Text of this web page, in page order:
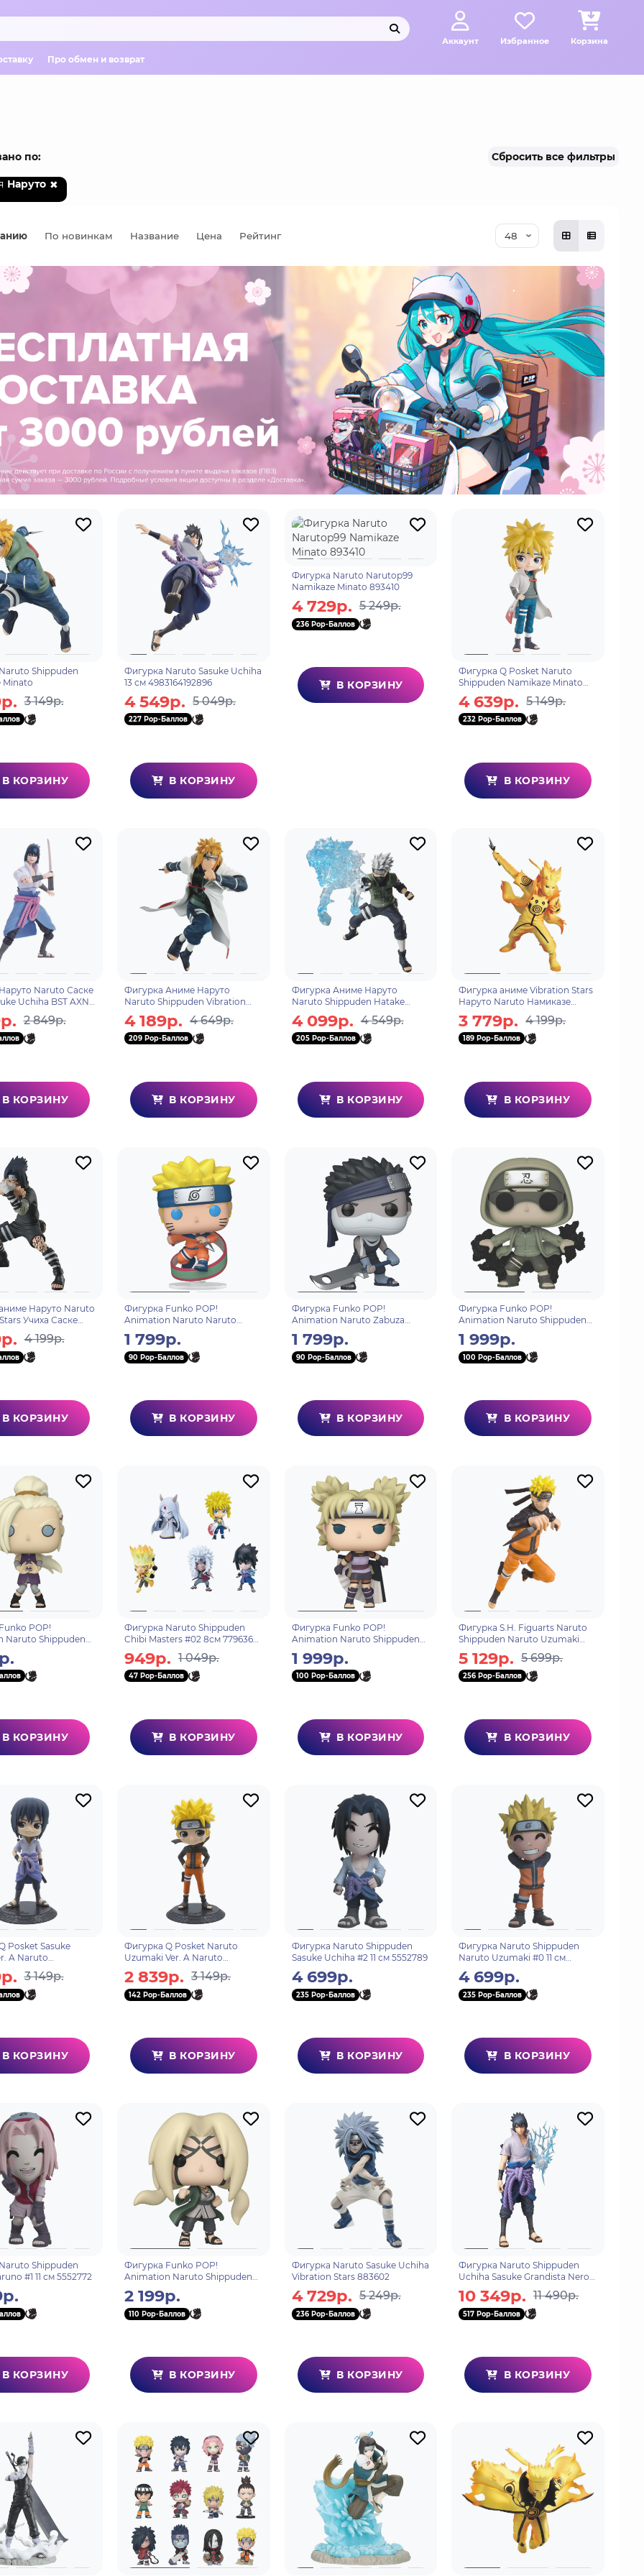
Аккаунт Избранное Корзина
Про обмен и возврат
по: Сбросить все фильтры
Наруто
По новинкам Название Цена Рейтинг
Shippuden
Minato
3 149р.
В КОРЗИНУ
Фигурка Naruto Sasuke Uchiha
13 см 4983164192896
4 549р. 5 049р.
227 Pop-Баллов
В КОРЗИНУ
Фигурка Naruto Narutop99
Namikaze Minato 893410
4 729р. 5 249р.
236 Pop-Баллов
В КОРЗИНУ
Фигурка Q Posket Naruto
Shippuden Namikaze Minato
4 639р. 5 149р.
232 Pop-Баллов
В КОРЗИНУ
Naruto Саске
Uchiha BST AXN
2 849р.
В КОРЗИНУ
Фигурка Аниме Наруто
Naruto Shippuden Vibration
Намиказе 18см BP88032P
4 189р. 4 649р.
209 Pop-Баллов
В КОРЗИНУ
Фигурка Аниме Наруто
Naruto Shippuden Hatake
Effectreme 13см BP19782P
4 099р. 4 549р.
205 Pop-Баллов
В КОРЗИНУ
Фигурка аниме Vibration Stars
Наруто Naruto Намиказе
14см 85550
3 779р. 4 199р.
189 Pop-Баллов
В КОРЗИНУ
Наруто Naruto
Учиха Саске
14см 85512
4 199р.
В КОРЗИНУ
Фигурка Funko POP!
Animation Naruto Naruto
Uzumaki (1963) 80341
1 799р.
90 Pop-Баллов
В КОРЗИНУ
Фигурка Funko POP!
Animation Naruto Zabuza
Momochi (1967) 80344
1 799р.
90 Pop-Баллов
В КОРЗИНУ
Фигурка Funko POP!
Animation Naruto Shippuden
Shino Aburame (1509) 75530
1 999р.
100 Pop-Баллов
В КОРЗИНУ
POP!
Naruto Shippuden
В КОРЗИНУ
Фигурка Naruto Shippuden
Chibi Masters #02 8см 779636
949р. 1 049р.
47 Pop-Баллов
В КОРЗИНУ
Фигурка Funko POP!
Animation Naruto Shippuden
1 999р.
100 Pop-Баллов
В КОРЗИНУ
Фигурка S.H. Figuarts Naruto
Shippuden Naruto Uzumaki
Ver.) 618771
5 129р. 5 699р.
256 Pop-Баллов
В КОРЗИНУ
Posket Sasuke
A Naruto
14 см BP18709
3 149р.
В КОРЗИНУ
Фигурка Q Posket Naruto
Uzumaki Ver. A Naruto
Shippuden 14 см BP18707
2 839р. 3 149р.
142 Pop-Баллов
В КОРЗИНУ
Фигурка Naruto Shippuden
Sasuke Uchiha #2 11 см 5552789
4 699р.
235 Pop-Баллов
В КОРЗИНУ
Фигурка Naruto Shippuden
Naruto Uzumaki #0 11 см
552888
4 699р.
235 Pop-Баллов
В КОРЗИНУ
Shippuden
#1 11 см 5552772
В КОРЗИНУ
Фигурка Funko POP!
Animation Naruto Shippuden
Tsunade (Creation Rebirth)
(Exc) (1257) 68854
2 199р.
110 Pop-Баллов
В КОРЗИНУ
Фигурка Naruto Sasuke Uchiha
Vibration Stars 883602
4 729р. 5 249р.
236 Pop-Баллов
В КОРЗИНУ
Фигурка Naruto Shippuden
Uchiha Sasuke Grandista Nero
197419
10 349р. 11 490р.
517 Pop-Баллов
В КОРЗИНУ